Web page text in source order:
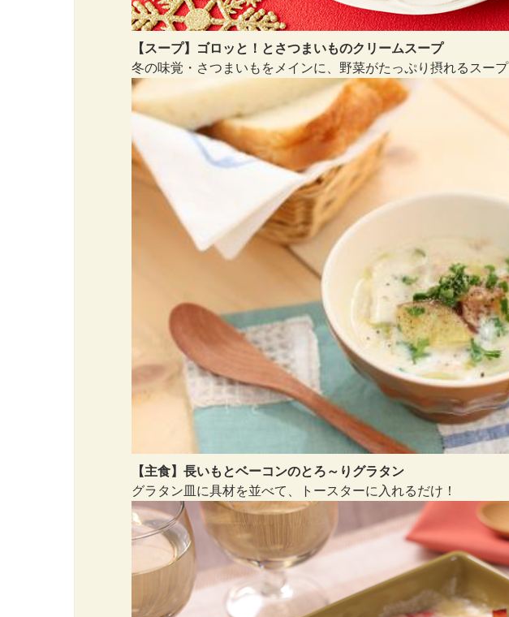
【スープ】ゴロッと！とさつまいものクリームスープ
冬の味覚・さつまいもをメインに、野菜がたっぷり摂れるスープ
【主食】長いもとベーコンのとろ～りグラタン
グラタン皿に具材を並べて、トースターに入れるだけ！